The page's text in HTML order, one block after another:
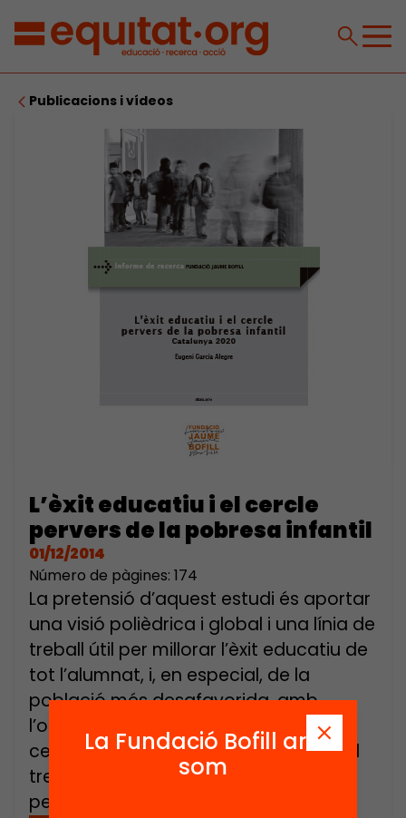
Publicacions i vídeos
L’èxit educatiu i el cercle
pervers de la pobresa infantil
01/12/2014
Número de pàgines: 174
La pretensió d’aquest estudi és aportar
una visió polièdrica i global i una línia de
treball útil per millorar l’èxit educatiu de
tot l’alumnat, i, en especial, de la
població més desafavorida, amb
l’objectiu últim d’ajudar a trencar el
cercle pervers de la pobresa infantil. El
treball es desenvolupa des de la
perspectiva de la […]
La Fundació Bofill ara
som